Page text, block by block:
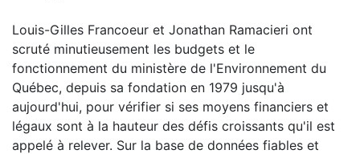
Louis-Gilles Francoeur et Jonathan Ramacieri ont
scruté minutieusement les budgets et le
fonctionnement du ministère de l'Environnement du
Québec, depuis sa fondation en 1979 jusqu'à
aujourd'hui, pour vérifier si ses moyens financiers et
légaux sont à la hauteur des défis croissants qu'il est
appelé à relever. Sur la base de données fiables et